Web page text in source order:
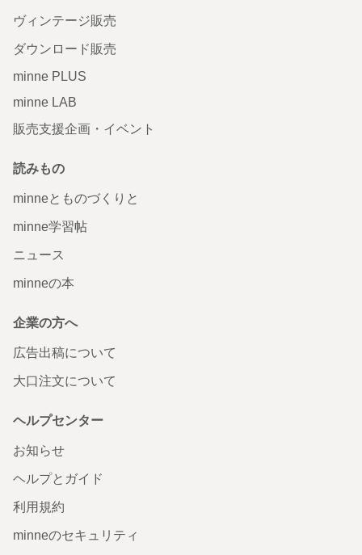
ヴィンテージ販売
ダウンロード販売
minne PLUS
minne LAB
販売支援企画・イベント
読みもの
minneとものづくりと
minne学習帖
ニュース
minneの本
企業の方へ
広告出稿について
大口注文について
ヘルプセンター
お知らせ
ヘルプとガイド
利用規約
minneのセキュリティ